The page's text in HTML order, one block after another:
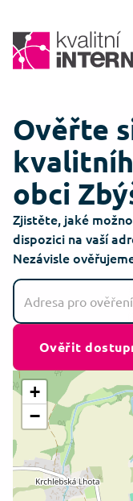
Ověřte
obci
Zjistěte, jaké
dispozici na vaší
Nezávisle
Ověřit
+
−